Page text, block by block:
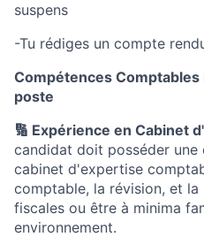
suspens
-Tu rédiges un compte
Compétences
poste
🔢 Expérience en Cabinet
candidat doit posséder
cabinet d'expertise
comptable, la révision, et
fiscales ou être à minima
environnement.